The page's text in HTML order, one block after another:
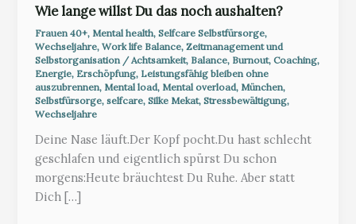
Wie lange willst Du das noch aushalten?
Frauen 40+, Mental health,Selfcare Selbstfürsorge,
Wechseljahre,Work life Balance,Zeitmanagement und
Selbstorganisation/Achtsamkeit, Balance, Burnout,Coaching,
Energie, Erschöpfung, Leistungsfähig bleiben ohne
auszubrennen, Mental load, Mental overload, München,
Selbstfürsorge,selfcare,Silke Mekat,Stressbewältigung,
Wechseljahre
Deine Nase läuft.Der Kopf pocht.Du hast schlecht
geschlafen und eigentlich spürst Du schon
morgens:Heute bräuchtest Du Ruhe. Aber statt
Dich […]